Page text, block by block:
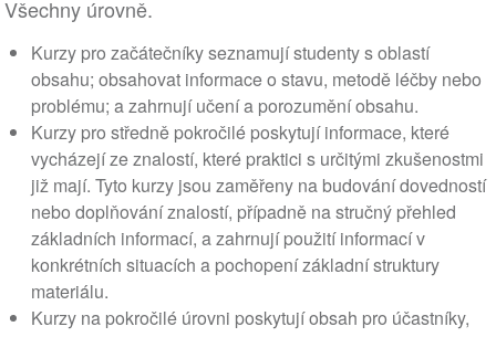
Všechny úrovně.
Kurzy pro začátečníky seznamují studenty s oblastí
obsahu; obsahovat informace o stavu, metodě léčby nebo
problému; a zahrnují učení a porozumění obsahu.
Kurzy pro středně pokročilé poskytují informace, které
vycházejí ze znalostí, které praktici s určitými zkušenostmi
již mají. Tyto kurzy jsou zaměřeny na budování dovedností
nebo doplňování znalostí, případně na stručný přehled
základních informací, a zahrnují použití informací v
konkrétních situacích a pochopení základní struktury
materiálu.
Kurzy na pokročilé úrovni poskytují obsah pro účastníky,